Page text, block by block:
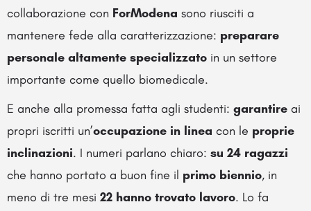
collaborazione con ForModena sono riusciti a
mantenere fede alla caratterizzazione: preparare
personale altamente specializzato in un settore
importante come quello biomedicale.
E anche alla promessa fatta agli studenti: garantire ai
propri iscritti un’occupazione in linea con le proprie
inclinazioni. I numeri parlano chiaro: su 24 ragazzi
che hanno portato a buon fine il primo biennio, in
meno di tre mesi 22 hanno trovato lavoro. Lo fa